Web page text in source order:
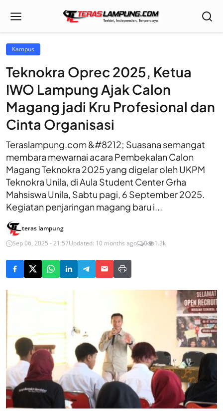
Kampus
Teknokra Oprec 2025, Ketua
IWO Lampung Ajak Calon
Magang jadi Kru Profesional dan
Cinta Organisasi
Teraslampung.com &#8212; Suasana semangat
membara mewarnai acara Pembekalan Calon
Magang Teknokra 2025 yang digelar oleh UKPM
Teknokra Unila, di Aula Student Center Grha
Mahsiswa Unila, Sabtu pagi, 6 September 2025.
Kegiatan penjaringan magang baru i...
teras lampung
Sep 06, 2025 - 21:57Updated: 10 months ago 0 1.3k